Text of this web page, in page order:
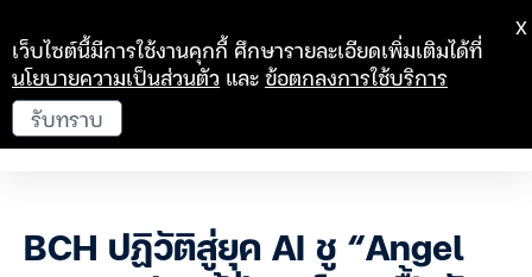
BCH ปฏิวัติสู่ยุค AI ชู “Angel
เว็บไซต์นี้มีการใช้งานคุกกี้ ศึกษารายละเอียดเพิ่มเติมได้ที่
นโยบายความเป็นส่วนตัว และข้อตกลงการใช้บริการ
รับทราบ
X